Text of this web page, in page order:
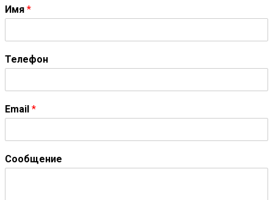
Имя *
Телефон
Email *
Сообщение